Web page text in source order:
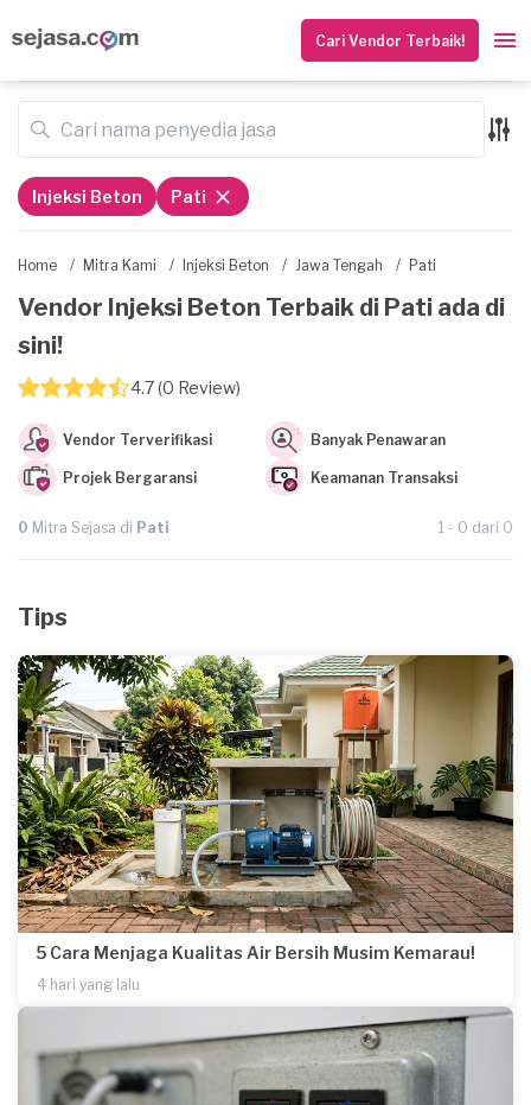
Cari Vendor Terbaik!
Home / Mitra Kami / Injeksi Beton / Jawa Tengah / Pati
Vendor Injeksi Beton Terbaik di Pati ada di
sini!
4.7 (0 Review)
Vendor Terverifikasi Banyak Penawaran
Projek Bergaransi Keamanan Transaksi
0 Mitra Sejasa di Pati 1 - 0 dari 0
Injeksi Beton Pati
Tips
5 Cara Menjaga Kualitas Air Bersih Musim Kemarau!
4 hari yang lalu